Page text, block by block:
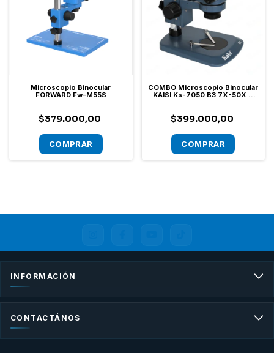
Microscopio Binocular
FORWARD Fw-M55S
$379.000,00
COMBO Microscopio Binocular
KAISI Ks-7050 B3 7X-50X +
$399.000,00
INFORMACIÓN
CONTACTÁNOS